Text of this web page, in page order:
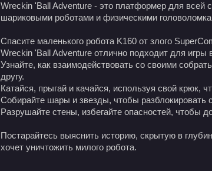
Wreckin 'Ball Adventure - это платформер для всей
шариковыми роботами и физическими
Спасите маленького робота K160 от злого
Wreckin 'Ball Adventure отлично подходит для
Узнайте, как взаимодействовать со своими
другу.
Катайся, прыгай и качайся, используя свой крюк,
Собирайте шары и звезды, чтобы разблокировать
Разрушайте стены, избегайте опасностей, чтобы
Постарайтесь выяснить историю, скрытую в
хочет уничтожить милого робота.